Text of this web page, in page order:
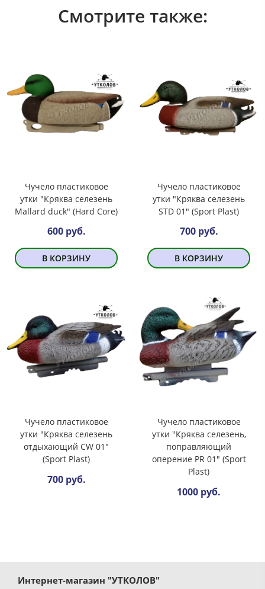
Смотрите также:
Чучело пластиковое
утки "Кряква селезень
Mallard duck" (Hard Core)
600 руб.
В КОРЗИНУ
Чучело пластиковое
утки "Кряква селезень
SТD 01" (Sport Plast)
700 руб.
В КОРЗИНУ
Чучело пластиковое
утки "Кряква селезень
отдыхающий CW 01"
(Sport Plast)
700 руб.
Чучело пластиковое
утки "Кряква селезень,
поправляющий
оперение PR 01" (Sport
Plast)
1000 руб.
Интернет-магазин "УТКОЛОВ"